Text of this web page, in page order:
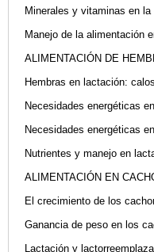
Minerales y vitaminas en la
Manejo de la alimentación
ALIMENTACIÓN DE
Hembras en lactación:
Necesidades energéticas
Necesidades energéticas
Nutrientes y manejo en
ALIMENTACIÓN EN
El crecimiento de los
Ganancia de peso en los
Lactación y